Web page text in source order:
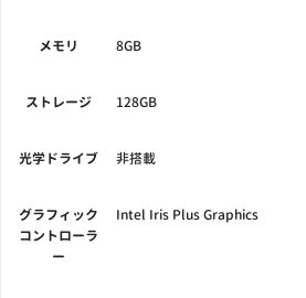
メモリ 8GB
ストレージ 128GB
光学ドライブ 非搭載
グラフィック
コントローラ
ー
Intel Iris Plus Graphics